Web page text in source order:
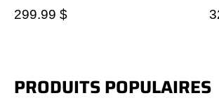
Prix
299.99 $
PRODUITS POPULAIRES